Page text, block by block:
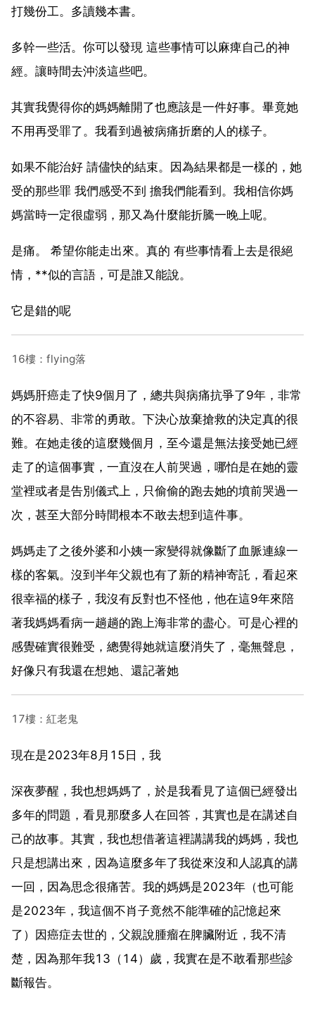
打幾份工。多讀幾本書。
多幹一些活。你可以發現 這些事情可以麻痺自己的神
經。讓時間去沖淡這些吧。
其實我覺得你的媽媽離開了也應該是一件好事。畢竟她
不用再受罪了。我看到過被病痛折磨的人的樣子。
如果不能治好 請儘快的結束。因為結果都是一樣的，她
受的那些罪 我們感受不到 擔我們能看到。我相信你媽
媽當時一定很虛弱，那又為什麼能折騰一晚上呢。
是痛。 希望你能走出來。真的 有些事情看上去是很絕
情，**似的言語，可是誰又能說。
它是錯的呢
16樓：flying落
媽媽肝癌走了快9個月了，總共與病痛抗爭了9年，非常
的不容易、非常的勇敢。下決心放棄搶救的決定真的很
難。在她走後的這麼幾個月，至今還是無法接受她已經
走了的這個事實，一直沒在人前哭過，哪怕是在她的靈
堂裡或者是告別儀式上，只偷偷的跑去她的墳前哭過一
次，甚至大部分時間根本不敢去想到這件事。
媽媽走了之後外婆和小姨一家變得就像斷了血脈連線一
樣的客氣。沒到半年父親也有了新的精神寄託，看起來
很幸福的樣子，我沒有反對也不怪他，他在這9年來陪
著我媽媽看病一趟趟的跑上海非常的盡心。可是心裡的
感覺確實很難受，總覺得她就這麼消失了，毫無聲息，
好像只有我還在想她、還記著她
17樓：紅老鬼
現在是2023年8月15日，我
深夜夢醒，我也想媽媽了，於是我看見了這個已經發出
多年的問題，看見那麼多人在回答，其實也是在講述自
己的故事。其實，我也想借著這裡講講我的媽媽，我也
只是想講出來，因為這麼多年了我從來沒和人認真的講
一回，因為思念很痛苦。我的媽媽是2023年（也可能
是2023年，我這個不肖子竟然不能準確的記憶起來
了）因癌症去世的，父親說腫瘤在脾臟附近，我不清
楚，因為那年我13（14）歲，我實在是不敢看那些診
斷報告。